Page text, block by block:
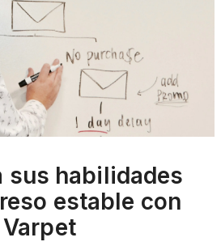
sus habilidades
estable con
Varpet